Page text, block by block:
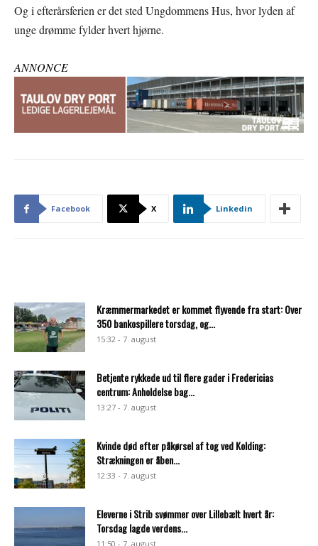
Og i efterårsferien er det sted Ungdommens Hus, hvor lyden af
unge drømme fylder hvert hjørne.
ANNONCE
Facebook X Linkedin
Kræmmermarkedet er kommet flyvende fra start: Over
350 bankospillere torsdag, og...
15:32 - 7. august
Betjente rykkede ud til flere gader i Fredericias
centrum: Anholdelse bag...
13:27 - 7. august
Kvinde død efter påkørsel af tog ved Kolding:
Strækningen er åben...
12:33 - 7. august
Eleverne i Strib svømmer over Lillebælt hvert år:
Torsdag lagde verdens...
11:50 - 7. august